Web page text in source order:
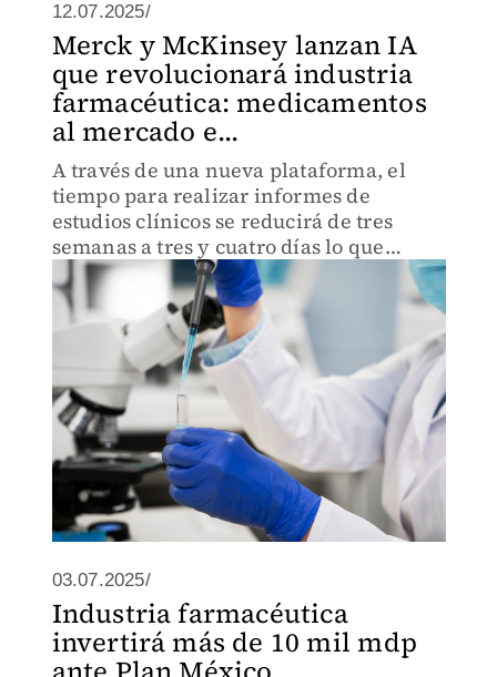
12.07.2025/
Merck y McKinsey lanzan IA
que revolucionará industria
farmacéutica: medicamentos
al mercado e...
A través de una nueva plataforma, el
tiempo para realizar informes de
estudios clínicos se reducirá de tres
semanas a tres y cuatro días lo que
agilizaría la aprobación de nuevas
moléculas
03.07.2025/
Industria farmacéutica
invertirá más de 10 mil mdp